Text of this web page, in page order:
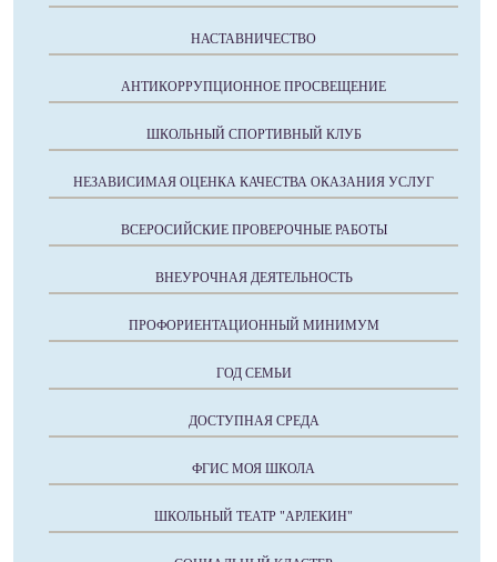
НАСТАВНИЧЕСТВО
АНТИКОРРУПЦИОННОЕ ПРОСВЕЩЕНИЕ
ШКОЛЬНЫЙ СПОРТИВНЫЙ КЛУБ
НЕЗАВИСИМАЯ ОЦЕНКА КАЧЕСТВА ОКАЗАНИЯ УСЛУГ
ВСЕРОСИЙСКИЕ ПРОВЕРОЧНЫЕ РАБОТЫ
ВНЕУРОЧНАЯ ДЕЯТЕЛЬНОСТЬ
ПРОФОРИЕНТАЦИОННЫЙ МИНИМУМ
ГОД СЕМЬИ
ДОСТУПНАЯ СРЕДА
ФГИС МОЯ ШКОЛА
ШКОЛЬНЫЙ ТЕАТР "АРЛЕКИН"